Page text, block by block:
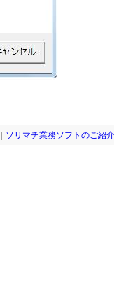
ソリマチ業務ソフトのご紹介